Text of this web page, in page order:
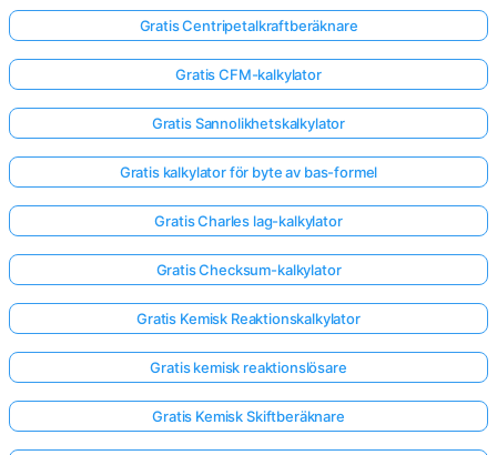
Gratis Centripetalkraftberäknare
Gratis CFM-kalkylator
Gratis Sannolikhetskalkylator
Gratis kalkylator för byte av bas-formel
Gratis Charles lag-kalkylator
Gratis Checksum-kalkylator
Gratis Kemisk Reaktionskalkylator
Gratis kemisk reaktionslösare
Gratis Kemisk Skiftberäknare